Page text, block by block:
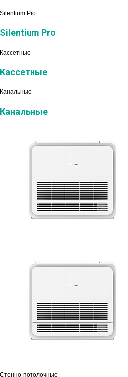
Silentium Pro
Silentium Pro
Кассетные
Кассетные
Канальные
Канальные
Стенно-потолочные